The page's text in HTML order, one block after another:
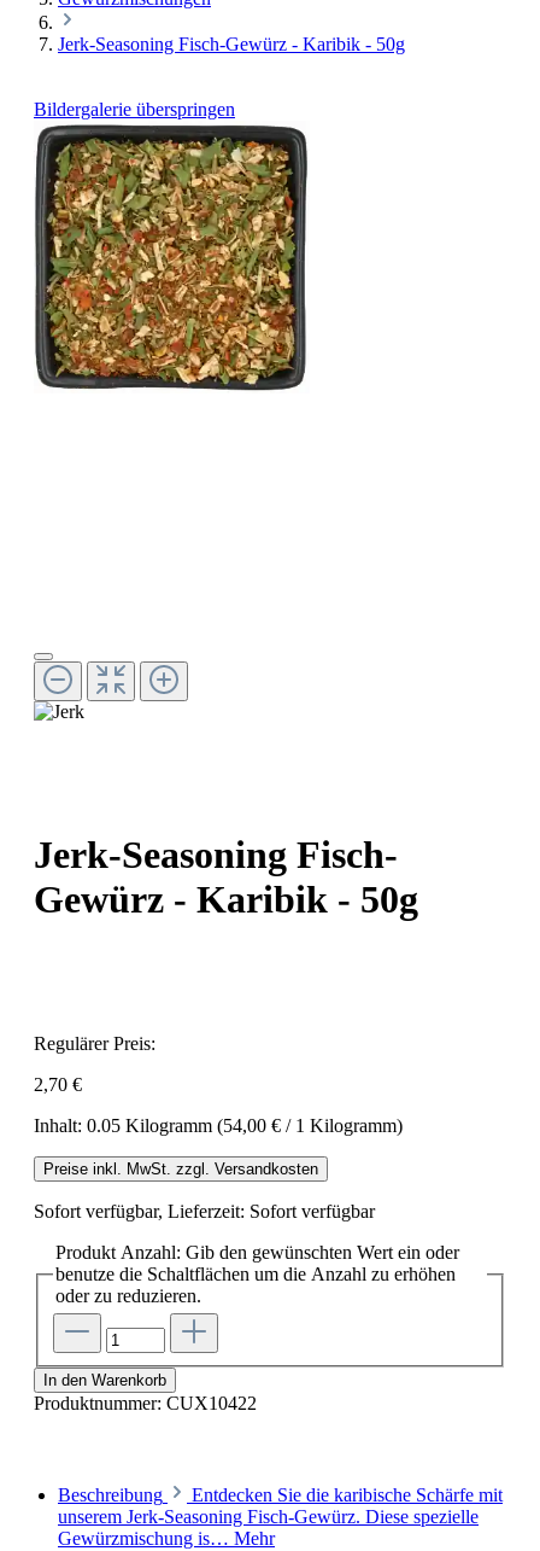
Jerk-Seasoning Fisch-Gewürz - Karibik - 50g
Bildergalerie überspringen
Jerk-Seasoning Fisch-
Gewürz - Karibik - 50g
Regulärer Preis:
2,70 €
Inhalt: 0.05 Kilogramm (54,00 € / 1 Kilogramm)
Preise inkl. MwSt. zzgl. Versandkosten
Sofort verfügbar, Lieferzeit: Sofort verfügbar
Produkt Anzahl: Gib den gewünschten Wert ein oder
benutze die Schaltflächen um die Anzahl zu erhöhen
oder zu reduzieren.
In den Warenkorb
Produktnummer: CUX10422
Beschreibung
Entdecken Sie die karibische Schärfe mit
unserem Jerk-Seasoning Fisch-Gewürz. Diese spezielle
Gewürzmischung is… Mehr